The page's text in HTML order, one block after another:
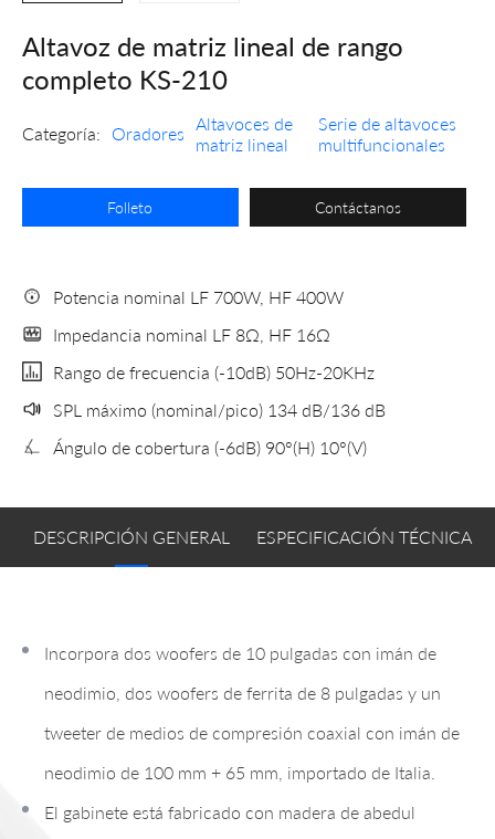
Altavoz de matriz lineal de rango
completo KS-210
Categoría: Oradores
Altavoces de
matriz lineal
Serie de altavoces
multifuncionales
Folleto Contáctanos
Potencia nominal LF 700W, HF 400W
Impedancia nominal LF 8Ω, HF 16Ω
Rango de frecuencia (-10dB) 50Hz-20KHz
SPL máximo (nominal/pico) 134 dB/136 dB
Ángulo de cobertura (-6dB) 90°(H) 10°(V)
DESCRIPCIÓN GENERAL ESPECIFICACIÓN TÉCNICA
Incorpora dos woofers de 10 pulgadas con imán de
neodimio, dos woofers de ferrita de 8 pulgadas y un
tweeter de medios de compresión coaxial con imán de
neodimio de 100 mm + 65 mm, importado de Italia.
El gabinete está fabricado con madera de abedul